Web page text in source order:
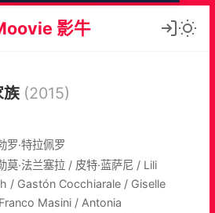
影牛
族 (2015)
罗·特拉佩罗
莫·法兰塞拉 / 皮特·蓝萨尼 / Lili
/ Gastón Cocchiarale / Giselle
Masini / Antonia